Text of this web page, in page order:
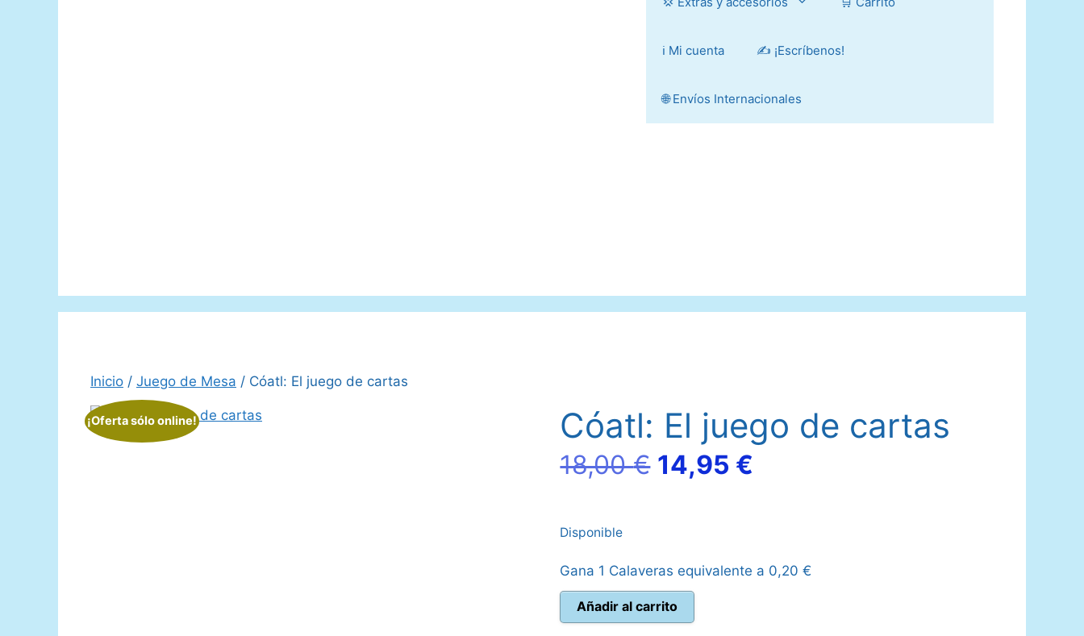
ℹ️ Mi cuenta ✍️ ¡Escríbenos!
🌐 Envíos Internacionales
Inicio / Juego de Mesa / Cóatl: El juego de cartas
¡Oferta sólo online! Cóatl: El juego de cartas
18,00€ El
era:
18,00 €.
14,95 €
es:
Disponible
Gana 1 Calaveras equivalente a 0,20€
Cóatl:
El
Añadir al carrito